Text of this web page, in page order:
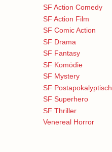
SF Action Comedy
SF Action Film
SF Comic Action
SF Drama
SF Fantasy
SF Komödie
SF Mystery
SF Postapokalyptisch
SF Superhero
SF Thriller
Venereal Horror